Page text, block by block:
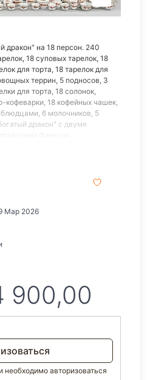
дракон" на 18 персон. 240
18 суповых тарелок, 18
для торта, 18 тарелок для
террин, 5 подносов, 3
для торта, 18 солонок,
кофеварки, 18 кофейных чашек,
6 молочников, 5
дракон" с двумя
Мар 2026
900,00
необходимо авторизоваться